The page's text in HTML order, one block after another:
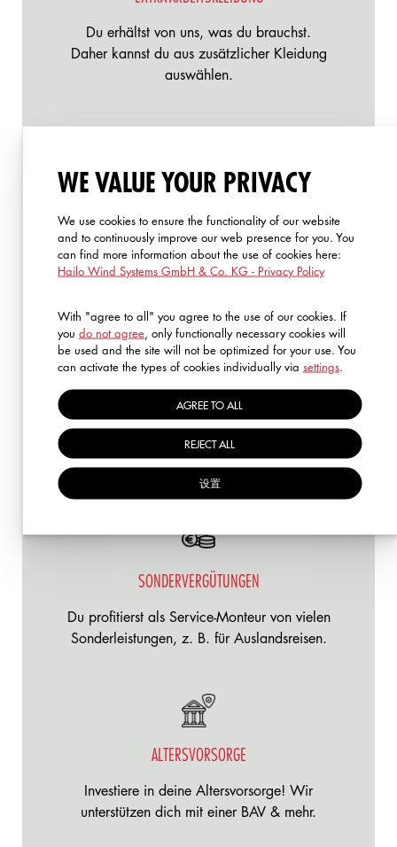
Du erhältst von uns, was du brauchst.
Daher kannst du aus zusätzlicher Kleidung
auswählen.
FLEXIBLE ARBEITSZEIT
Für maximale Work-Life-Balance profitierst
du von einer großzügigen
Arbeitszeitregelung.
SMARTPHONE
Damit dir keine Extra-Kosten entstehen,
statten wir dich auf Anfrage mit einem
iPhone aus.
SONDERVERGÜTUNGEN
Du profitierst als Service-Monteur von vielen
Sonderleistungen, z. B. für Auslandsreisen.
ALTERSVORSORGE
Investiere in deine Altersvorsorge! Wir
unterstützen dich mit einer BAV & mehr.
WE VALUE YOUR PRIVACY
We use cookies to ensure the functionality of our website
and to continuously improve our web presence for you. You
can find more information about the use of cookies here:
Hailo Wind Systems GmbH & Co. KG - Privacy Policy
With "agree to all" you agree to the use of our cookies. If
you do not agree , only functionally necessary cookies will
be used and the site will not be optimized for your use. You
can activate the types of cookies individually via settings.
AGREE TO ALL
REJECT ALL
设置